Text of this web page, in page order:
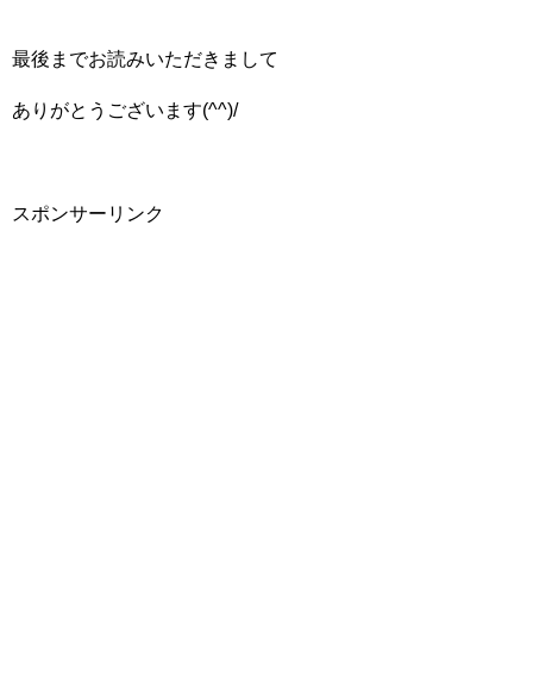
最後までお読みいただきまして
ありがとうございます(^^)/
スポンサーリンク